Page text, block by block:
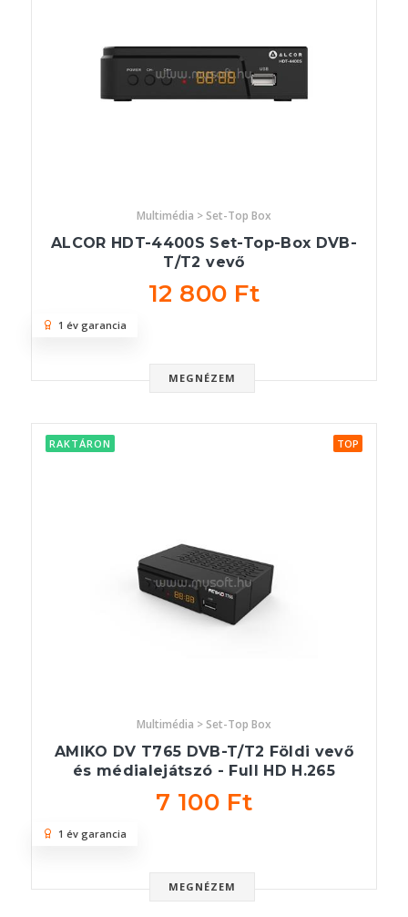
Multimédia > Set-Top Box
ALCOR HDT-4400S Set-Top-Box DVB-
T/T2 vevő
12 800 Ft
MEGNÉZEM
1 év garancia
RAKTÁRON TOP
Multimédia > Set-Top Box
AMIKO DV T765 DVB-T/T2 Földi vevő
és médialejátszó - Full HD H.265
7 100 Ft
MEGNÉZEM
1 év garancia